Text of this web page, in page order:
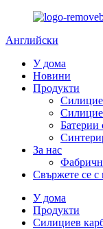
Английски
У дома
Новини
Продукти
Батерии
За нас
Свържете се с
У дома
Продукти
Силициев